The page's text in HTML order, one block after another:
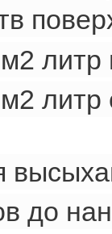
литр
литр
до